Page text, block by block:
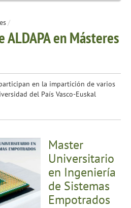
/
en Másteres
en la impartición de varios
del País Vasco-Euskal
Master
Universitario
en Ingeniería
de Sistemas
Empotrados